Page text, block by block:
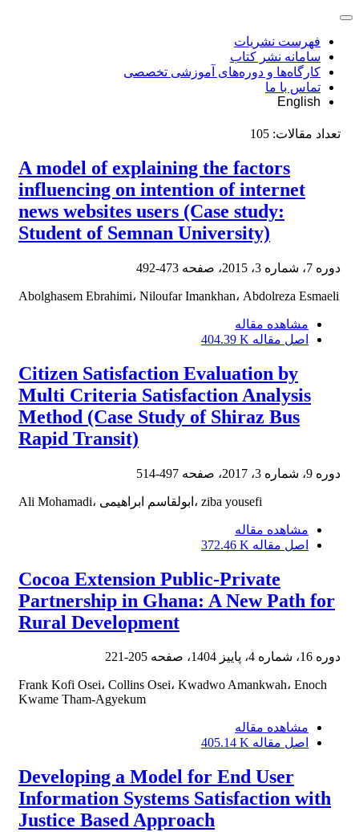
فهرست نشریات
سامانه نشر کتاب
کارگاه‌ها و دوره‌های آموزشی تخصصی
تماس با ما
English
تعداد مقالات: 105
A model of explaining the factors
influencing on intention of internet
news websites users (Case study:
Student of Semnan University)
دوره 7، شماره 3، 2015، صفحه 473-492
Abolghasem Ebrahimi، Niloufar Imankhan، Abdolreza Esmaeli
مشاهده مقاله
اصل مقاله 404.39 K
Citizen Satisfaction Evaluation by
Multi Criteria Satisfaction Analysis
Method (Case Study of Shiraz Bus
Rapid Transit)
دوره 9، شماره 3، 2017، صفحه 497-514
Ali Mohamadi، ابولقاسم ابراهیمی، ziba yousefi
مشاهده مقاله
اصل مقاله 372.46 K
Cocoa Extension Public-Private
Partnership in Ghana: A New Path for
Rural Development
دوره 16، شماره 4، پاییز 1404، صفحه 205-221
Frank Kofi Osei، Collins Osei، Kwadwo Amankwah، Enoch
Kwame Tham-Agyekum
مشاهده مقاله
اصل مقاله 405.14 K
Developing a Model for End User
Information Systems Satisfaction with
Justice Based Approach